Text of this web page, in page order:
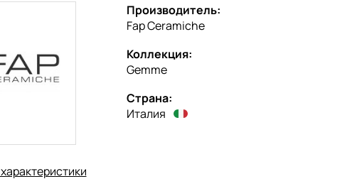
Производитель:
Fap Ceramiche
Коллекция:
Gemme
Страна:
Италия